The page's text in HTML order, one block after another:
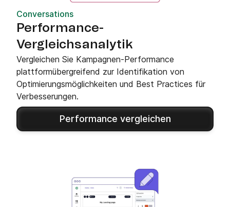
Conversations
Performance-
Vergleichsanalytik
Vergleichen Sie Kampagnen-Performance
plattformübergreifend zur Identifikation von
Optimierungsmöglichkeiten und Best Practices für
Verbesserungen.
Performance vergleichen